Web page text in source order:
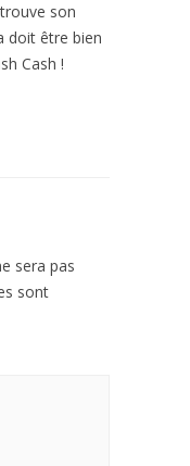
son
doit être bien
Cash !
sera pas
sont